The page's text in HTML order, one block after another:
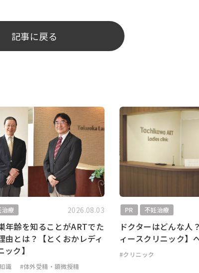
記事に戻る
治療 2026.08.03
年齢を知ることがARTでた
由とは？【とくおかレディ
ク】
識 #体外受精・顕微授精
PR 不妊治療
ドクターはどんな人
ィースクリニック】
#クリニック